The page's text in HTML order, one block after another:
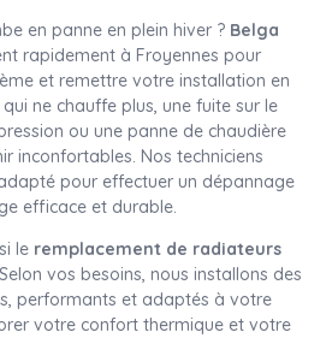
en panne en plein hiver ? Belga
rapidement à Froyennes pour
et remettre votre installation en
ne chauffe plus, une fuite sur le
ou une panne de chaudière
inconfortables. Nos techniciens
pour effectuer un dépannage
efficace et durable.
le remplacement de radiateurs
vos besoins, nous installons des
performants et adaptés à votre
votre confort thermique et votre